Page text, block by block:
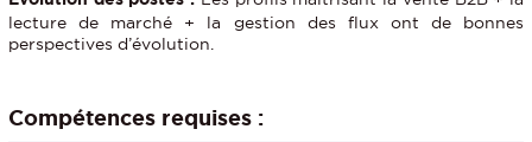
lecture de marché + la gestion des flux ont de bonnes
perspectives d’évolution.
Compétences requises :